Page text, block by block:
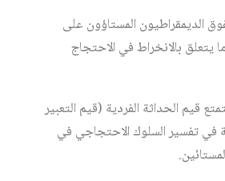
الديمقراطيون المستاؤون على
يتعلق بالانخراط في الاحتجاج
قيم الحداثة الفردية (قيم التعبير
في تفسير السلوك الاحتجاجي في